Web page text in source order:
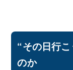
“その日行
のか